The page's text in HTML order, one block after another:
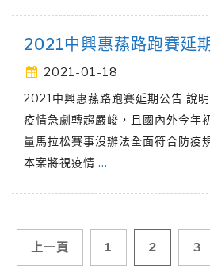
2021中興惠蓀路跑賽延
2021-01-18
2021中興惠蓀路跑賽延期公告 說
疫情急劇轉趨嚴峻，且國內外今年
量馬拉松賽事沒辦法全面符合防疫
本案將視疫情 …
文上一頁 1 2 3